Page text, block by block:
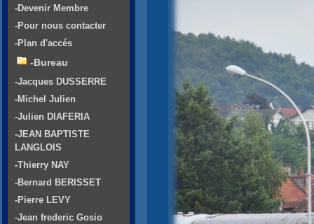
-Devenir Membre
-Pour nous contacter
-Plan d'accés
-Bureau
-Jacques DUSSERRE
-Michel Julien
-Julien DIAFERIA
-JEAN BAPTISTE
LANGLOIS
-Thierry NAY
-Bernard BERISSET
-Pierre LEVY
-Jean frederic Gosio